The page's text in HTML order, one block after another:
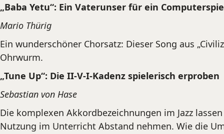
„Baba Yetu“: Ein Vaterunser für ein
Mario Thürig
Ein wunderschöner Chorsatz: Dieser Song aus
Ohrwurm.
„Tune Up“: Die II-V-I-Kadenz spielerisch erproben
Sebastian von Hase
Die komplexen Akkordbezeichnungen im Jazz
Nutzung im Unterricht Abstand nehmen. Wie die